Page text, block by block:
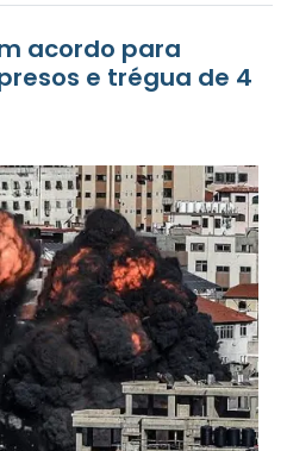
acordo para
e trégua de 4